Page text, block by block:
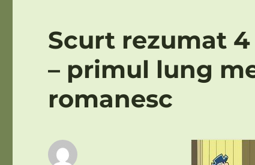
Scurt rezumat 4
– primul lung
romanesc